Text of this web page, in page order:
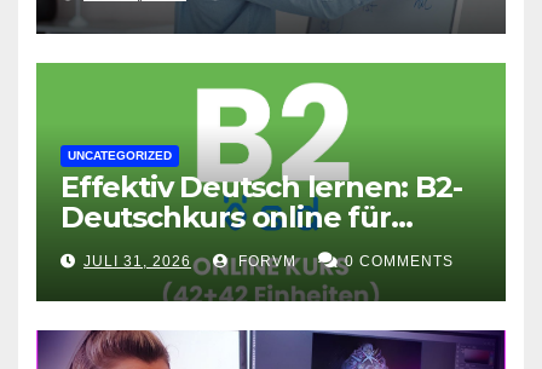
UNCATEGORIZED
Effektiv Deutsch lernen: B2-
Deutschkurs online für
Fortgeschrittene
JULI 31, 2026 FORVM 0 COMMENTS